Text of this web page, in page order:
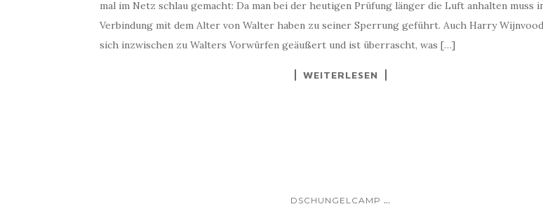
mal im Netz schlau gemacht: Da man bei der heutigen Prüfung länger die Luft anhalten muss
Verbindung mit dem Alter von Walter haben zu seiner Sperrung geführt. Auch Harry
sich inzwischen zu Walters Vorwürfen geäußert und ist überrascht, was […]
WEITERLESEN
DSCHUNGELCAMP ...